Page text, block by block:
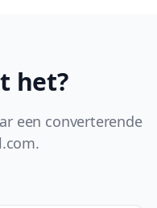
het?
een converterende